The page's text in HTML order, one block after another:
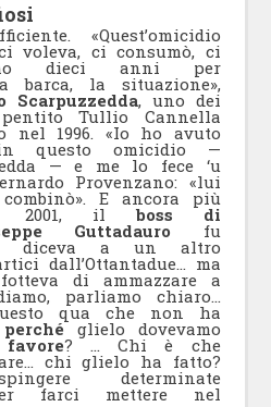
«Quest’omicidio
voleva, ci consumò, ci
dieci anni per
barca, la situazione»,
Scarpuzzedda, uno dei
Tullio Cannella
nel 1996. «Io ho avuto
questo omicidio —
— e me lo fece ‘u
Provenzano: «lui
E ancora più
2001, ilboss di
Guttadauro fu
diceva a un altro
dall’Ottantadue… ma
di ammazzare a
parliamo chiaro…
qua che non ha
perché glielo dovevamo
? … Chi è che
chi glielo ha fatto?
determinate
farci mettere nel